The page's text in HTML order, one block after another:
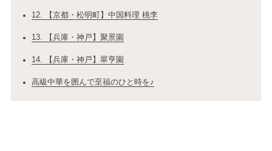
12. 【京都・松明町】中国料理 桃李
13. 【兵庫・神戸】聚景園
14. 【兵庫・神戸】翠亨園
高級中華を囲んで至福のひと時を♪